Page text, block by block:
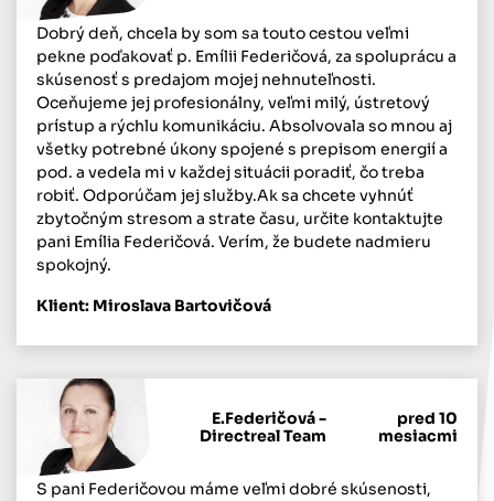
Dobrý deň, chcela by som sa touto cestou veľmi
pekne poďakovať p. Emílii Federičová, za spoluprácu a
skúsenosť s predajom mojej nehnuteľnosti.
Oceňujeme jej profesionálny, veľmi milý, ústretový
prístup a rýchlu komunikáciu. Absolvovala so mnou aj
všetky potrebné úkony spojené s prepisom energií a
pod. a vedela mi v každej situácii poradiť, čo treba
robiť. Odporúčam jej služby.Ak sa chcete vyhnúť
zbytočným stresom a strate času, určite kontaktujte
pani Emília Federičová. Verím, že budete nadmieru
spokojný.
Klient: Miroslava Bartovičová
E.Federičová -
Directreal Team
pred 10
mesiacmi
S pani Federičovou máme veľmi dobré skúsenosti,